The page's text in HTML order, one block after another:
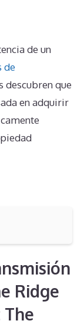
de un
de
descubren que
en adquirir
Ridge
The